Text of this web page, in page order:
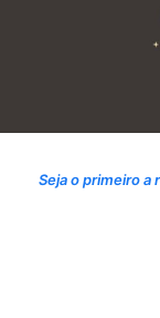
Seja o primeiro a